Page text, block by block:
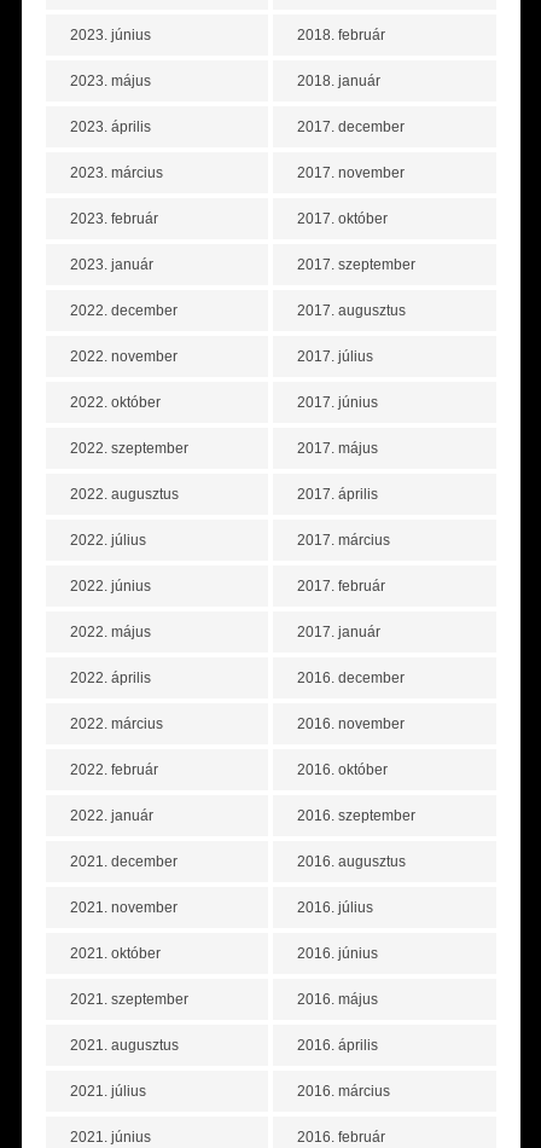
2023. június
2023. május
2023. április
2023. március
2023. február
2023. január
2022. december
2022. november
2022. október
2022. szeptember
2022. augusztus
2022. július
2022. június
2022. május
2022. április
2022. március
2022. február
2022. január
2021. december
2021. november
2021. október
2021. szeptember
2021. augusztus
2021. július
2021. június
2018. február
2018. január
2017. december
2017. november
2017. október
2017. szeptember
2017. augusztus
2017. július
2017. június
2017. május
2017. április
2017. március
2017. február
2017. január
2016. december
2016. november
2016. október
2016. szeptember
2016. augusztus
2016. július
2016. június
2016. május
2016. április
2016. március
2016. február